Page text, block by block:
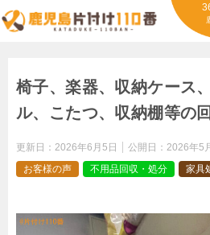
椅子、楽器、収納ケース
ル、こたつ、収納棚等の
更新日： 2026年6月5日 公開日： 2026年5
お客様の声
不用品回収・処分 家具